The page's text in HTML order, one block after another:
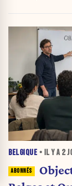
BELGIQUE • IL Y A 2